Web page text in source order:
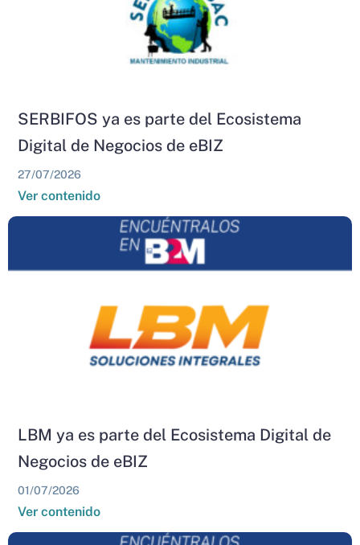
SERBIFOS ya es parte del Ecosistema
Digital de Negocios de eBIZ
27/07/2026
Ver contenido
LBM ya es parte del Ecosistema Digital de
Negocios de eBIZ
01/07/2026
Ver contenido